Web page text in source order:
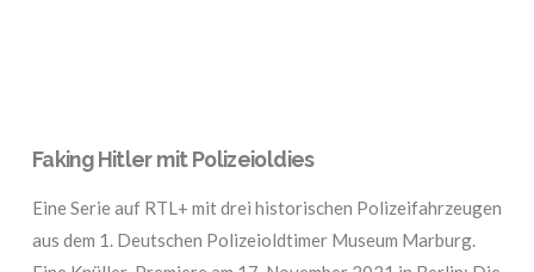
Faking Hitler mit Polizeioldies
Eine Serie auf RTL+ mit drei historischen Polizeifahrzeugen
aus dem 1. Deutschen Polizeioldtimer Museum Marburg.